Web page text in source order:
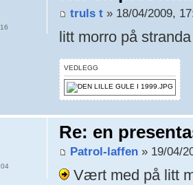
truls t » 18/04/2009,
litt morro på
VEDLEGG
Re: en
Patrol-laffen » 19/04/
Vært med på litt